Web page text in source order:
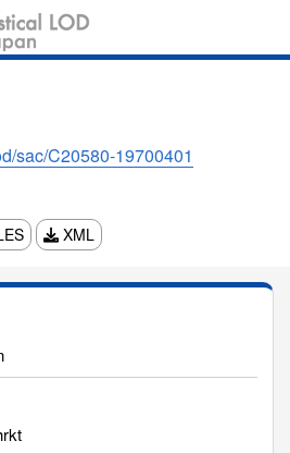
sac/C20580-19700401
XML